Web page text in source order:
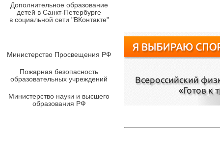
Дополнительное образование
детей в Санкт-Петербурге
в социальной сети "ВКонтакте"
Министерство Просвещения РФ
Пожарная безопасность
образовательных учреждений
Министерство науки и высшего
образования РФ